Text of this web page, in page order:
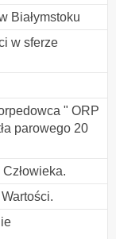
Białymstoku
w sferze
" ORP
parowego 20